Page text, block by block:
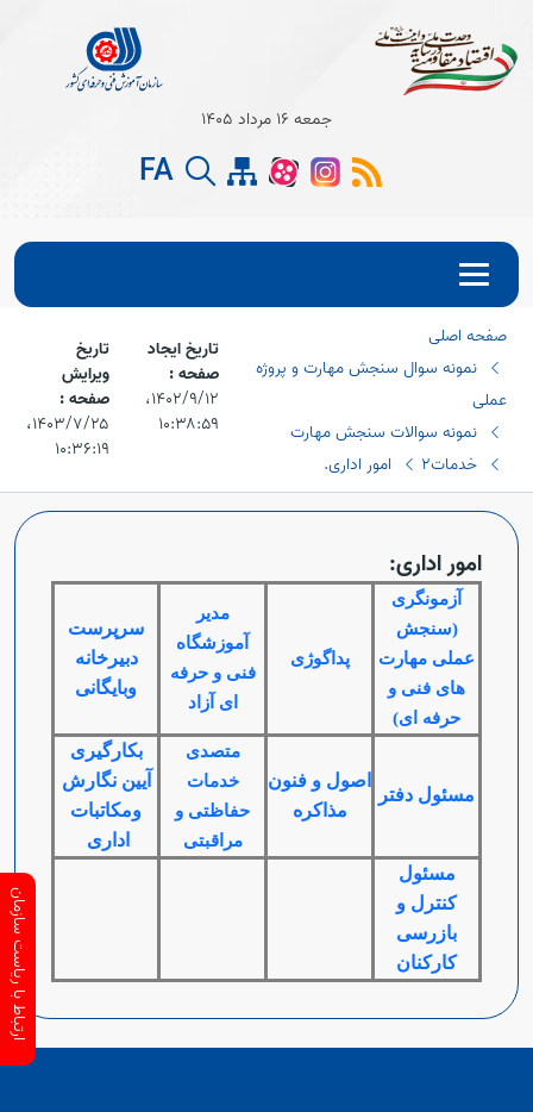
Open
Open
جمعه 16 مرداد 1405
FA
صفحه اصلی
نمونه سوال سنجش مهارت و پروژه
عملی
نمونه سوالات سنجش مهارت
خدمات2
امور اداری.
تاریخ ایجاد
صفحه :
۱۴۰۲/۹/۱۲،‏
۱۰:۳۸:۵۹
تاریخ
ویرایش
صفحه :
۱۴۰۳/۷/۲۵،‏
۱۰:۳۶:۱۹
امور اداری:
آزمونگری
(سنجش
عملی مهارت
های فنی و
حرفه ای)
پداگوژی
مدیر
آموزشگاه
فنی و حرفه
ای آزاد
سرپرست
دبیرخانه
وبایگانی
مسئول دفتر
اصول و فنون
مذاکره
متصدی
خدمات
حفاظتی و
مراقبتی
بکارگیری
آیین نگارش
ومکاتبات
اداری
مسئول
کنترل و
بازرسی
کارکنان
ارتباط با ریاست سازمان